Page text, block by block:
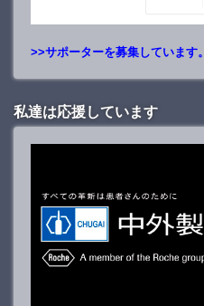
>>サポーターを募集しています。
私達は応援しています